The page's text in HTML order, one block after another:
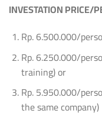
INVESTATION PRICE/
Rp. 6.500.000/
Rp. 6.250.000/
training) or
Rp. 5.950.000/
the same company)